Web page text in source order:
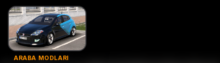
ARABA MODLARI